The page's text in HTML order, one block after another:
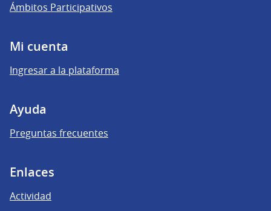
Ámbitos Participativos
Mi cuenta
Ingresar a la plataforma
Ayuda
Preguntas frecuentes
Enlaces
Actividad